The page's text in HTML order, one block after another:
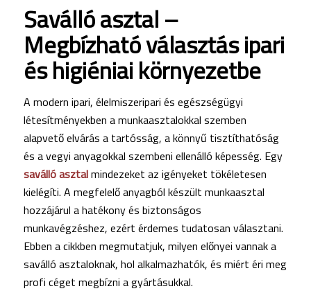
Savállóasztal –
Megbízhatóválasztásipari
éshigiéniaikörnyezetbe
A modern ipari, élelmiszeripari és egészségügyi
létesítményekben amunkaasztalokkal szemben
alapvetőelvárás a tartósság, akönnyű tisztíthatóság
és avegyi anyagokkal szembeni ellenálló képesség. Egy
savállóasztalmindezeket az igényeket tökéletesen
kielégíti. A megfelelőanyagból készült munkaasztal
hozzájárul ahatékonyés biztonságos
munkavégzéshez, ezért érdemes tudatosan választani.
Ebben acikkben megmutatjuk, milyen előnyei vannaka
saválló asztaloknak, hol alkalmazhatók, és miért éri meg
profi céget megbízni agyártásukkal.